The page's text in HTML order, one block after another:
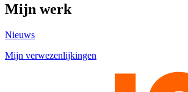
Mijn werk
Nieuws
Mijn verwezenlijkingen